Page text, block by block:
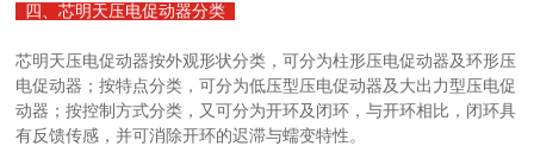
四、芯明天压电促动器分类
芯明天压电促动器按外观形状分类，可分为柱形压电促动器及环形压
电促动器；按特点分类，可分为低压型压电促动器及大出力型压电促
动器；按控制方式分类，又可分为开环及闭环，与开环相比，闭环具
有反馈传感，并可消除开环的迟滞与蠕变特性。